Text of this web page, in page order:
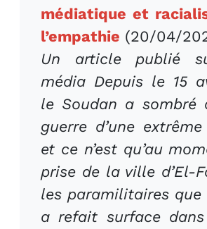
médiatique et
l’empathie (20/04/
Un article publié
média Depuis le 15
le Soudan a sombré
guerre d’une
et ce n’est qu’au
prise de la ville d’El-
les paramilitaires
a refait surface dans